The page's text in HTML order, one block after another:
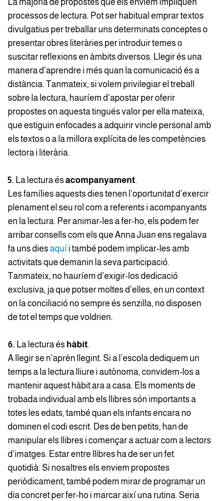
La majoria de propostes que els enviem impliquen
processos de lectura. Pot ser habitual emprar textos
divulgatius per treballar uns determinats conceptes o
presentar obres literàries per introduir temes o
suscitar reflexions en àmbits diversos. Llegir és una
manera d'aprendre i més quan la comunicació és a
distància. Tanmateix, si volem privilegiar el treball
sobre la lectura, hauríem d’apostar per oferir
propostes on aquesta tingués valor per ella mateixa,
que estiguin enfocades a adquirir vincle personal amb
els textos o a la millora explícita de les competències
lectora i literària.
5. La lectura és acompanyament.
Les famílies aquests dies tenen l’oportunitat d’exercir
plenament el seu rol com a referents i acompanyants
en la lectura. Per animar-les a fer-ho, els podem fer
arribar consells com els que Anna Juan ens regalava
fa uns dies aquí i també podem implicar-les amb
activitats que demanin la seva participació.
Tanmateix, no hauríem d’exigir-los dedicació
exclusiva, ja que potser moltes d’elles, en un context
on la conciliació no sempre és senzilla, no disposen
de tot el temps que voldrien.
6. La lectura és hàbit.
A llegir se n'aprèn llegint. Si a l’escola dediquem un
temps a la lectura lliure i autònoma, convidem-los a
mantenir aquest hàbit ara a casa. Els moments de
trobada individual amb els llibres són importants a
totes les edats, també quan els infants encara no
dominen el codi escrit. Des de ben petits, han de
manipular els llibres i començar a actuar com a lectors
d’imatges. Estar entre llibres ha de ser un fet
quotidià. Si nosaltres els enviem propostes
periòdicament, també podem mirar de programar un
dia concret per fer-ho i marcar així una rutina. Seria